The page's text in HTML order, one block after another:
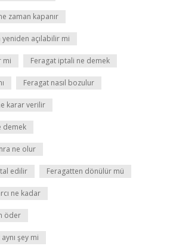
zaman kapanır
açılabilir mi
mi Feragat iptali ne demek
Feragat nasıl bozulur
karar verilir
demek
ne olur
edilir Feragatten dönülür mü
ne kadar
öder
şey mi